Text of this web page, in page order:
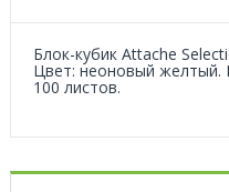
Блок-кубик Attache
Цвет: неоновый желтый.
100 листов.